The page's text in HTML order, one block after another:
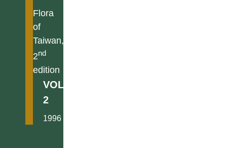
Flora
of
Taiwan,
2nd
edition
VOL.
2
1996